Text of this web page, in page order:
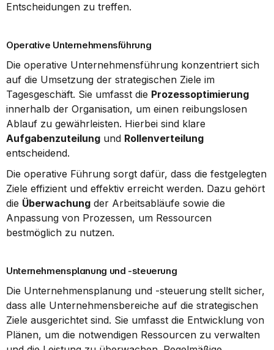
Entscheidungen zu treffen.
Operative Unternehmensführung
Die operative Unternehmensführung konzentriert sich
auf die Umsetzung der strategischen Ziele im
Tagesgeschäft. Sie umfasst die Prozessoptimierung
innerhalb der Organisation, um einen reibungslosen
Aufgabenzuteilung und Rollenverteilung
entscheidend.
Die operative Führung sorgt dafür, dass die festgelegten
Ziele effizient und effektiv erreicht werden. Dazu gehört
die Überwachung der Arbeitsabläufe sowie die
Anpassung von Prozessen, um Ressourcen
bestmöglich zu nutzen.
Unternehmensplanung und -steuerung
Die Unternehmensplanung und -steuerung stellt sicher,
dass alle Unternehmensbereiche auf die strategischen
Ziele ausgerichtet sind. Sie umfasst die Entwicklung von
Plänen, um die notwendigen Ressourcen zu verwalten